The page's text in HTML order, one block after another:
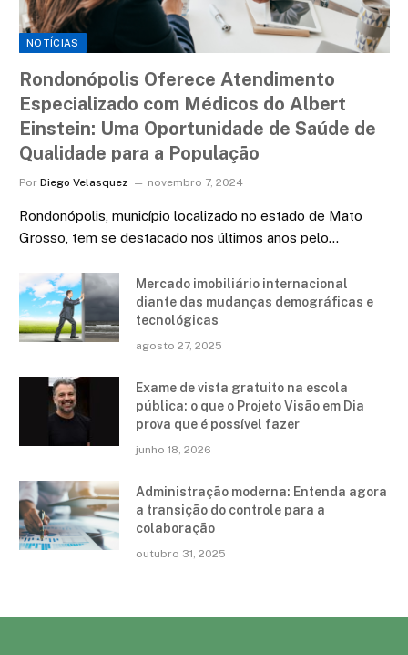
NOTÍCIAS
Rondonópolis Oferece Atendimento
Especializado com Médicos do Albert
Einstein: Uma Oportunidade de Saúde de
Qualidade para a População
Por Diego Velasquez novembro 7, 2024
Rondonópolis, município localizado no estado de Mato
Grosso, tem se destacado nos últimos anos pelo…
Mercado imobiliário internacional
diante das mudanças demográficas e
tecnológicas
agosto 27, 2025
Exame de vista gratuito na escola
pública: o que o Projeto Visão em Dia
prova que é possível fazer
junho 18, 2026
Administração moderna: Entenda agora
a transição do controle para a
colaboração
outubro 31, 2025